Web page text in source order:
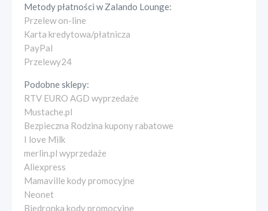
Metody płatności wZalando Lounge:
Przelew on-line
Karta kredytowa/płatnicza
PayPal
Przelewy24
Podobne sklepy:
RTV EURO AGD wyprzedaże
Mustache.pl
Bezpieczna Rodzina kupony rabatowe
I love Milk
merlin.pl wyprzedaże
Aliexpress
Mamaville kody promocyjne
Neonet
Biedronka kody promocyjne